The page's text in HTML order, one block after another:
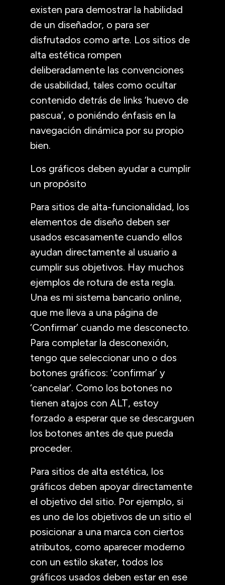
existen para demostrar la habilidad
de un diseñador, o para ser
disfrutados como arte. Los sitios de
alta estética rompen
deliberadamente las convenciones
de usabilidad, tales como ocultar
contenido detrás de links ‘huevo de
pascua’, o poniéndo énfasis en la
navegación dinámica por su propio
bien.
Los gráficos deben ayudar a cumplir
un propósito
Para sitios de alta-funcionalidad, los
elementos de diseño deben ser
usados escasamente cuando ellos
ayudan directamente al usuario a
cumplir sus objetivos. Hay muchos
ejemplos de rotura de esta regla.
Una es mi sistema bancario online,
que me lleva a una página de
‘Confirmar’ cuando me desconecto.
Para completar la desconexión,
tengo que seleccionar uno o dos
botones gráficos: ‘confirmar’ y
‘cancelar’. Como los botones no
tienen atajos con ALT, estoy
forzado a esperar que se descarguen
los botones antes de que pueda
proceder.
Para sitios de alta estética, los
gráficos deben apoyar directamente
el objetivo del sitio. Por ejemplo, si
es uno de los objetivos de un sitio el
posicionar a una marca con ciertos
atributos, como aparecer moderno
con un estilo skater, todos los
gráficos usados deben estar en ese